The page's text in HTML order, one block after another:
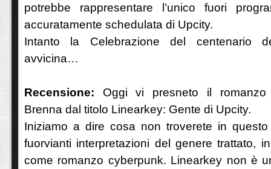
potrebbe rappresentare l’unico fuori
accuratamente schedulata di Upcity.
Intanto la Celebrazione del centenario
avvicina…
Recensione: Oggi vi presneto il romanzo
Brenna dal titolo Linearkey: Gente di Upcity.
Iniziamo a dire cosa non troverete in
fuorvianti interpretazioni del genere trattato,
come romanzo cyberpunk. Linearkey non è